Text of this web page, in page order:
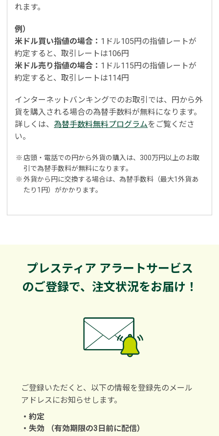
れます。
例）
米ドル買い指値の場合： 1ドル105円の指値レートが
約定すると、取引レートは106円
米ドル売り指値の場合： 1ドル115円の指値レートが
約定すると、取引レートは114円
インターネットバンキングでのお取引では、円から外
貨を購入される場合の為替手数料が無料になります。
詳しくは、 為替手数料無料プログラムをご覧くださ
い。
※ 店頭・電話での円から外貨の購入は、300万円以上のお取
引で為替手数料が無料になります。
※ 外貨から円に交換する場合は、為替手数料（最大1外貨あ
たり1円）がかかります。
プレスティア アラートサービス
のご登録で、注文状況をお届け！
ご登録いただくと、以下の情報を登録先のメール
アドレスにお知らせします。
約定
失効 （有効期限の3日前に配信）